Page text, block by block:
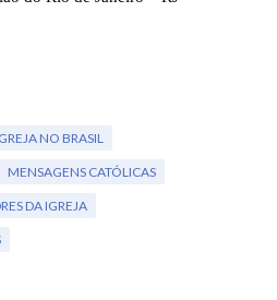
NO BRASIL
MENSAGENS CATÓLICAS
DA IGREJA